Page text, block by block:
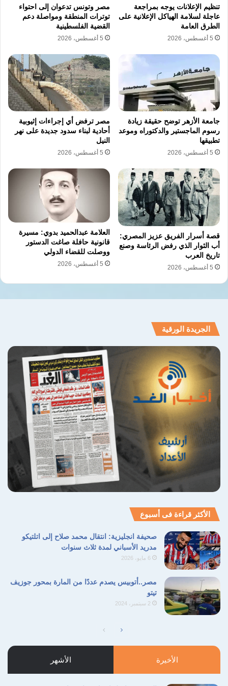
في إطار محدود ومنضبط أمنيًا.
ألف جريح ومريض بحاجة ماسة إلى مغادرة القطاع
لتلقي العلاج، في ظل تدهور غير مسبوق في
القطاع الصحي نتيجة نقص الإمكانات وتضرر البنية
التحتية.
وكانت إسرائيل قد أغلقت كافة المعابر مع قطاع
غزة، بما فيها معبر رفح، منذ أواخر فبراير الماضي،
بالتزامن مع تصاعد العمليات العسكرية في
المنطقة، قبل أن تعيد فتحه بشكل جزئي ضمن
ترتيبات إنسانية محدودة.
ورغم هذه الخطوة، لا يزال تشغيل المعبر بعيدًا عن
طبيعته السابقة، حين كانت حركة العبور اليومية تتم
بشكل منتظم، ما يعكس استمرار القيود المفروضة
ظل استمرار التصعيد.
نسخ الرابط
تنظيم الإعلانات يوجه بمراجعة
عاجلة لسلامة الهياكل الإعلانية على
الطرق العامة
5 أغسطس، 2026
مصر وتونس تدعوان إلى احتواء
توترات المنطقة ومواصلة دعم
القضية الفلسطينية
5 أغسطس، 2026
جامعة الأزهر توضح حقيقة زيادة
رسوم الماجستير والدكتوراه وموعد
تطبيقها
5 أغسطس، 2026
مصر ترفض أي إجراءات إثيوبية
أحادية لبناء سدود جديدة على نهر
النيل
5 أغسطس، 2026
قصة أسرار الفريق عزيز المصري:
أب الثوار الذي رفض الرئاسة وصنع
تاريخ العرب
5 أغسطس، 2026
العلامة عبدالحميد بدوي: مسيرة
قانونية حافلة صاغت الدستور
ووصلت للقضاء الدولي
5 أغسطس، 2026
الجريدة الورقية
الأكثر قراءة فى أسبوع
صحيفة انجليزية: انتقال محمد صلاح إلى اتلتيكو
مدريد الأسباني لمدة ثلاث سنوات
6 مايو، 2026
مصر..أتوبيس يصدم عددًا من المارة بمحور جوزيف
تيتو
2 سبتمبر، 2024
الصفحةالصفحة
الأخيرة الأشهر